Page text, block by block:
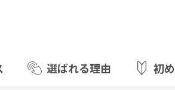
選ばれる理由 初